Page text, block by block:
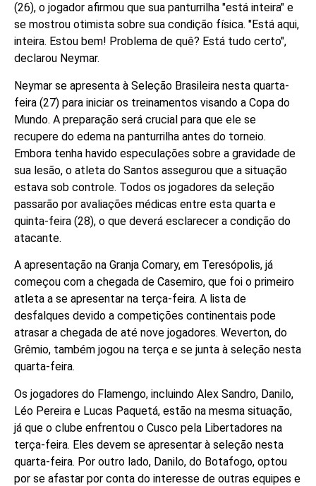
(26), o jogador afirmou que sua panturrilha "está inteira" e
se mostrou otimista sobre sua condição física. "Está aqui,
inteira. Estou bem! Problema de quê? Está tudo certo",
declarou Neymar.
Neymar se apresenta à Seleção Brasileira nesta quarta-
feira (27) para iniciar os treinamentos visando a Copa do
Mundo. A preparação será crucial para que ele se
recupere do edema na panturrilha antes do torneio.
Embora tenha havido especulações sobre a gravidade de
sua lesão, o atleta do Santos assegurou que a situação
estava sob controle. Todos os jogadores da seleção
passarão por avaliações médicas entre esta quarta e
quinta-feira (28), o que deverá esclarecer a condição do
atacante.
A apresentação na Granja Comary, em Teresópolis, já
começou com a chegada de Casemiro, que foi o primeiro
atleta a se apresentar na terça-feira. A lista de
desfalques devido a competições continentais pode
atrasar a chegada de até nove jogadores. Weverton, do
Grêmio, também jogou na terça e se junta à seleção nesta
quarta-feira.
Os jogadores do Flamengo, incluindo Alex Sandro, Danilo,
Léo Pereira e Lucas Paquetá, estão na mesma situação,
já que o clube enfrentou o Cusco pela Libertadores na
terça-feira. Eles devem se apresentar à seleção nesta
quarta-feira. Por outro lado, Danilo, do Botafogo, optou
por se afastar por conta do interesse de outras equipes e